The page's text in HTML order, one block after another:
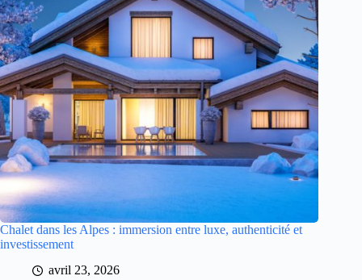
Chalet dans les Alpes : immersion entre luxe, authenticité et
investissement
avril 23, 2026